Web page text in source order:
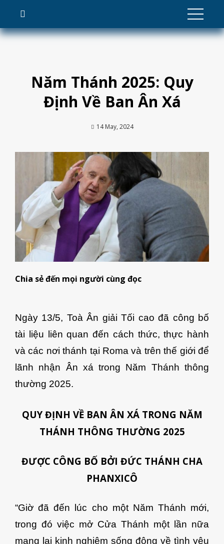
Skip
Năm Thánh 2025: Quy
Định Về Ban Ân Xá
14 May, 2024
Chia sẻ đến mọi người cùng đọc
Ngày 13/5, Toà Ân giải Tối cao đã công bố
tài liệu liên quan đến cách thức, thực hành
và các nơi thánh tại Roma và trên thế giới để
lãnh nhận Ân xá trong Năm Thánh thông
thường 2025.
QUY ĐỊNH VỀ BAN ÂN XÁ TRONG NĂM
THÁNH THÔNG THƯỜNG 2025
ĐƯỢC CÔNG BỐ BỞI ĐỨC THÁNH CHA
PHANXICÔ
“Giờ đã đến lúc cho một Năm Thánh mới,
trong đó việc mở Cửa Thánh một lần nữa
mang lại kinh nghiệm sống động về tình yêu